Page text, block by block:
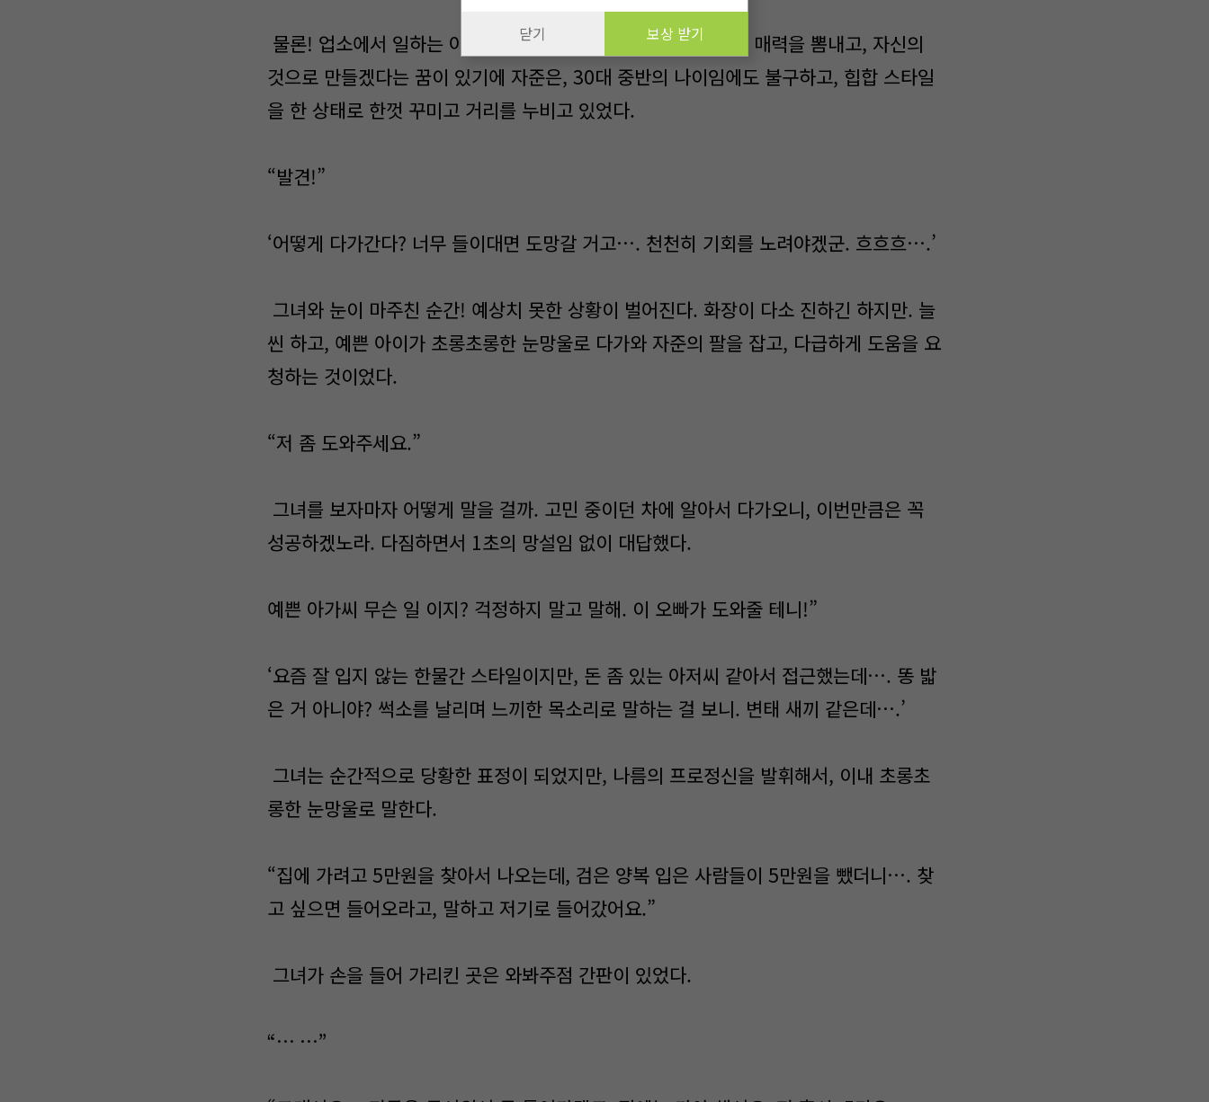
물론! 업소에서 일하는 아이들이야 많지만, 민간인[?]을 만나서 매력을 뽐내고, 자신의
것으로 만들겠다는 꿈이 있기에 자준은, 30대 중반의 나이임에도 불구하고, 힙합 스타일
을 한 상태로 한껏 꾸미고 거리를 누비고 있었다.
“발견!”
‘어떻게 다가간다? 너무 들이대면 도망갈 거고…. 천천히 기회를 노려야겠군. 흐흐흐….’
그녀와 눈이 마주친 순간! 예상치 못한 상황이 벌어진다. 화장이 다소 진하긴 하지만. 늘
씬 하고, 예쁜 아이가 초롱초롱한 눈망울로 다가와 자준의 팔을 잡고, 다급하게 도움을 요
청하는 것이었다.
“저 좀 도와주세요.”
그녀를 보자마자 어떻게 말을 걸까. 고민 중이던 차에 알아서 다가오니, 이번만큼은 꼭
성공하겠노라. 다짐하면서 1초의 망설임 없이 대답했다.
예쁜 아가씨 무슨 일 이지? 걱정하지 말고 말해. 이 오빠가 도와줄 테니!”
‘요즘 잘 입지 않는 한물간 스타일이지만, 돈 좀 있는 아저씨 같아서 접근했는데…. 똥 밟
은 거 아니야? 썩소를 날리며 느끼한 목소리로 말하는 걸 보니. 변태 새끼 같은데….’
그녀는 순간적으로 당황한 표정이 되었지만, 나름의 프로정신을 발휘해서, 이내 초롱초
롱한 눈망울로 말한다.
“집에 가려고 5만원을 찾아서 나오는데, 검은 양복 입은 사람들이 5만원을 뺐더니…. 찾
고 싶으면 들어오라고, 말하고 저기로 들어갔어요.”
그녀가 손을 들어 가리킨 곳은 와봐주점 간판이 있었다.
“… …”
닫기 보상 받기